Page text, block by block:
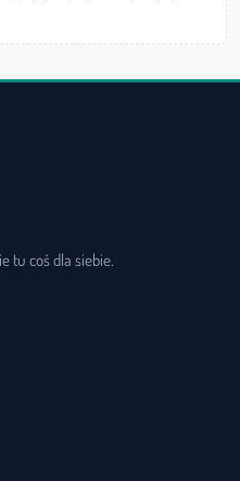
tu coś dla siebie.